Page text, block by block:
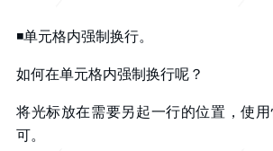
◾单元格内强制换行。
如何在单元格内强制换行呢？
将光标放在需要另起一行的位置，使用
可。